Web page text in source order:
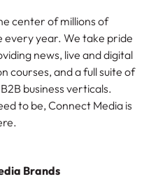
center of millions of
year. We take pride
news, live and digital
courses, and a full suite of
business verticals.
to be, Connect Media is
Brands